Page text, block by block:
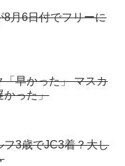
8月6日付でフリーに
「早かった」 マスカ
かった」
フ3歳でJC3着？大し